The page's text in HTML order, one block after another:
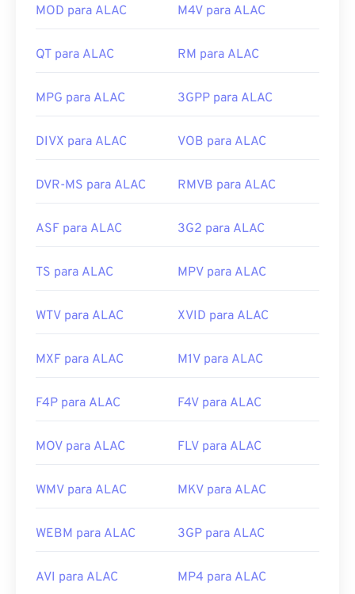
qualquer sistema operacional, incluindo
permitem a reprodução de MTS sãoo Windows
media player .
torna difíceis de gerenciar e armazenar. Para
para MP4.O Cnet.com
lista diversas opções de
Desenvolvido por:
PanasoniceSony
Links úteis:
https://en.wikipedia.org/wiki/.m2ts
MOD para ALAC M4V para ALAC
QT para ALAC RM para ALAC
MPG para ALAC 3GPP para ALAC
DIVX para ALAC VOB para ALAC
DVR-MS para ALAC RMVB para ALAC
ASF para ALAC 3G2 para ALAC
TS para ALAC MPV para ALAC
WTV para ALAC XVID para ALAC
MXF para ALAC M1V para ALAC
F4P para ALAC F4V para ALAC
MOV para ALAC FLV para ALAC
WMV para ALAC MKV para ALAC
WEBM para ALAC 3GP para ALAC
AVI para ALAC MP4 para ALAC